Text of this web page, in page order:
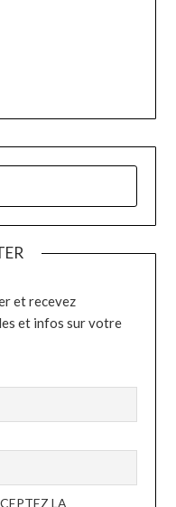
et recevez
et infos sur votre
LA